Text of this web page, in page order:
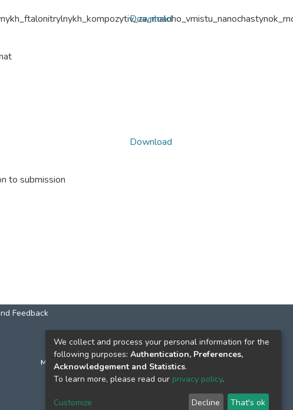
Download
to submission
Download
Feedback
КОНТАКТИ
м. Київ, вул. Григорія Сковороди, 2
к. 1, к. 120
We collect and process your personal information for the
following purposes: Authentication, Preferences,
Acknowledgement and Statistics.
To learn more, please read our privacy policy.
Customize Decline That's ok